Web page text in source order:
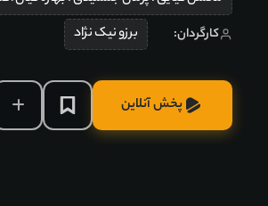
کارگردان: برزو نیک‌ نژاد
پخش آنلاین